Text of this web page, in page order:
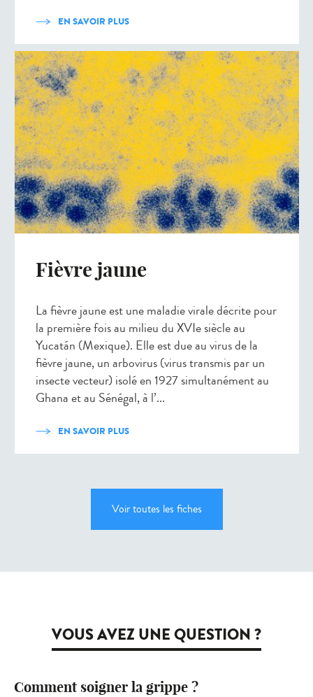
EN SAVOIR PLUS
Fièvre jaune
La fièvre jaune est une maladie virale décrite pour
la première fois au milieu du XVIe siècle au
Yucatán (Mexique). Elle est due au virus de la
fièvre jaune, un arbovirus (virus transmis par un
insecte vecteur) isolé en 1927 simultanément au
Ghana et au Sénégal, à l’...
EN SAVOIR PLUS
Voir toutes les fiches
VOUS AVEZ UNE QUESTION ?
Comment soigner la grippe ?